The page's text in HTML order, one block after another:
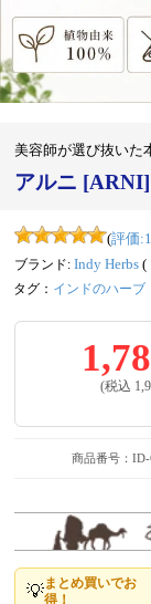
美容師が選び抜いた
アルニ [ARNI]
(評価:
ブランド: Indy Herbs(
タグ： インドのハーブ
(税込
商品番号：ID-
💡まとめ買いでお
得！